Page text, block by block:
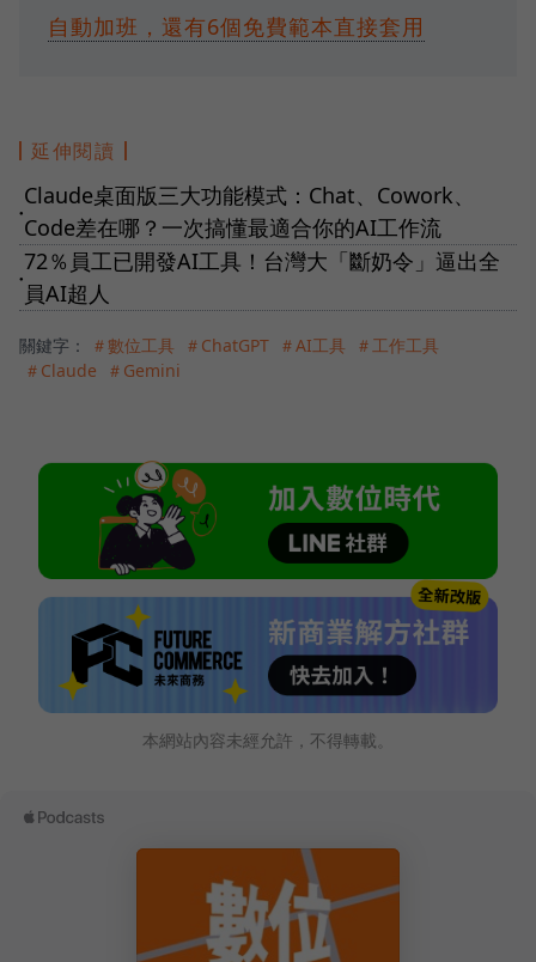
自動加班，還有6個免費範本直接套用
延伸閱讀
●
Claude桌面版三大功能模式：Chat、Cowork、
Code差在哪？一次搞懂最適合你的AI工作流
●
72％員工已開發AI工具！台灣大「斷奶令」逼出全
員AI超人
關鍵字： ＃數位工具 ＃ChatGPT ＃AI工具 ＃工作工具
＃Claude
＃Gemini
本網站內容未經允許，不得轉載。